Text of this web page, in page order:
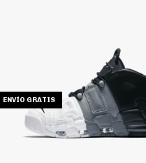
ENVÍO GRATIS